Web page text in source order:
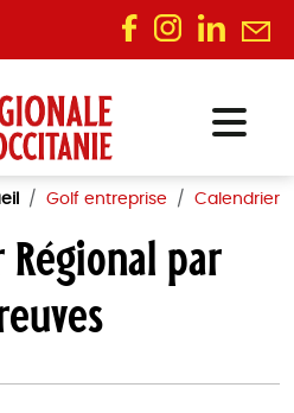
Golf entreprise Calendrier
Régional par